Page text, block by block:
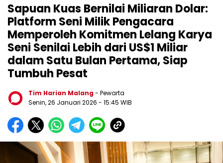
Sapuan Kuas Bernilai Miliaran Dolar:
Platform Seni Milik Pengacara
Memperoleh Komitmen Lelang Karya
Seni Senilai Lebih dari US$1 Miliar
dalam Satu Bulan Pertama, Siap
Tumbuh Pesat
Tim Harian Malang- Pewarta
Senin, 26 Januari 2026 - 15:45 WIB